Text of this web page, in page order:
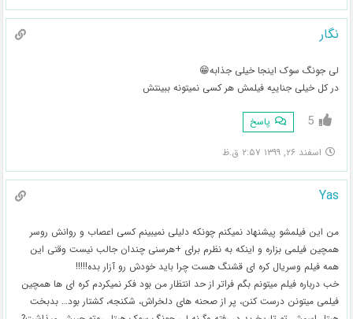
نگار
لی جونگ سوک اینجا خیلی جذابه😁
در کل خیلی جناییه فیلمش هر کسی نمیتونه ببینتش
5 پاسخ
اسفند ۲۶, ۱۳۹۹ ۲:۵۷ ق.ظ
Yas
من این فیلمشو پیشنهاد نمیکنم چونکه دلیلی نمیبینم کسی اعصاب و روانش رو‌سر
همچین فیلمی بزاره و اینکه به نظرم برای +هرسنی چندان جالب نیست وقتی این
همه فیلم و‌سریال کره ای قشنگ هست چرا باید خودش رو آزار بده!!!!!
خب درباره فیلم میتونم بگم فراتر از حد انتظار من بود فکر‌ نمیکردم کره ای ها همچین
فیلمی میتونن درست کنن، پر از صحنه های دلخراش، شکنجه، کشتار بود… بدبخت